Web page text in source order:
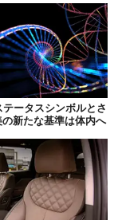
なラグジュアリー
る。
ルな出来事や憧れ
家が、2000年代に
ンの予約獲得が熾
とした体験こそ
始めている。
テータスシンボルとさ
新たな基準は体内へ